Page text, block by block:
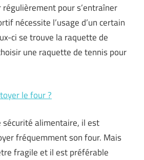
régulièrement pour s’entraîner
nécessite l’usage d’un certain
ci se trouve la raquette de
une raquette de tennis pour
le four ?
sécurité alimentaire, il est
fréquemment son four. Mais
fragile et il est préférable